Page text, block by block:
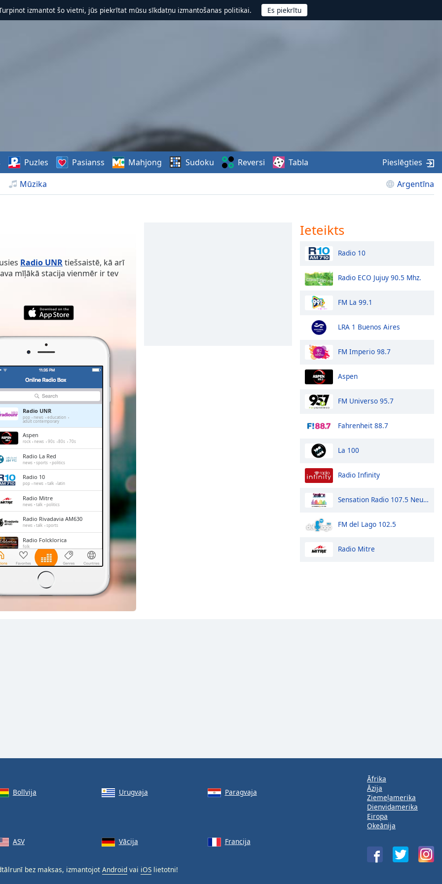
izmantot šo vietni, jūs piekrītat mūsu sīkdatņu izmantošanas politikai.
Mūzika Argentīna
Puzles Pasianss Mahjong Sudoku Reversi Tabla Pieslēgties
Radio UNRtiešsaistē, kā arī
mīļākā stacija vienmēr ir tev
Radio UNR
pop news education
adult contemporary
Aspen
rock news 90s 80s 70s
Radio La Red
news sports politics
Radio 10
pop news talk latin
Radio Mitre
news talk politics
Radio Rivadavia AM630
news talk sports
Radio Folcklorica
folk
Rock & Pop 95.9
rock pop hits
Los 40
entertainment
Ieteikts
Radio 10
Radio ECO Jujuy 90.5 Mhz.
FM La 99.1
LRA 1 Buenos Aires
FM Imperio 98.7
Aspen
FM Universo 95.7
Fahrenheit 88.7
La 100
Radio Infinity
Sensation Radio 107.5 Neuquen
FM del Lago 102.5
Radio Mitre
Bolīvija Urugvaja
Paragvaja
ASV Vācija Francija
bez maksas, izmantojot Android vai iOS lietotni!
Āfrika
Āzija
Ziemeļamerika
Dienvidamerika
Eiropa
Okeānija